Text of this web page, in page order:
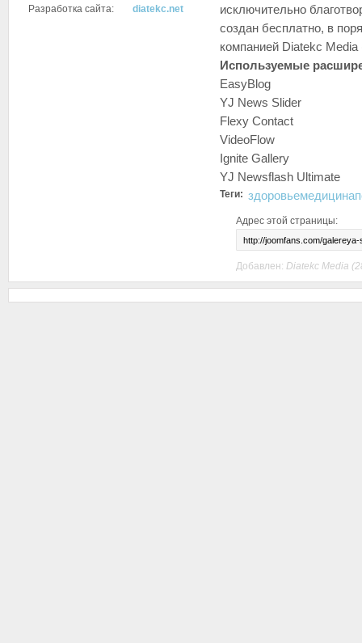
Разработка сайта:
diatekc.net
исключительно
создан бесплатно, в
компанией Diatekc Media
Используемые
EasyBlog
YJ News Slider
Flexy Contact
VideoFlow
Ignite Gallery
YJ Newsflash Ultimate
Теги: здоровьемедицина
Адрес этой страницы:
Добавлен: Diatekc Media